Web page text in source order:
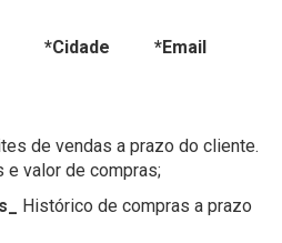
*Cidade *Email
de vendas a prazo do cliente.
e valor de compras;
Histórico de compras a prazo